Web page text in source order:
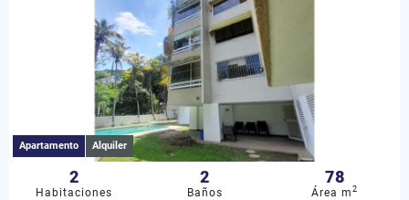
Apartamento Alquiler
2
Habitaciones
2
Baños
78
Área m2